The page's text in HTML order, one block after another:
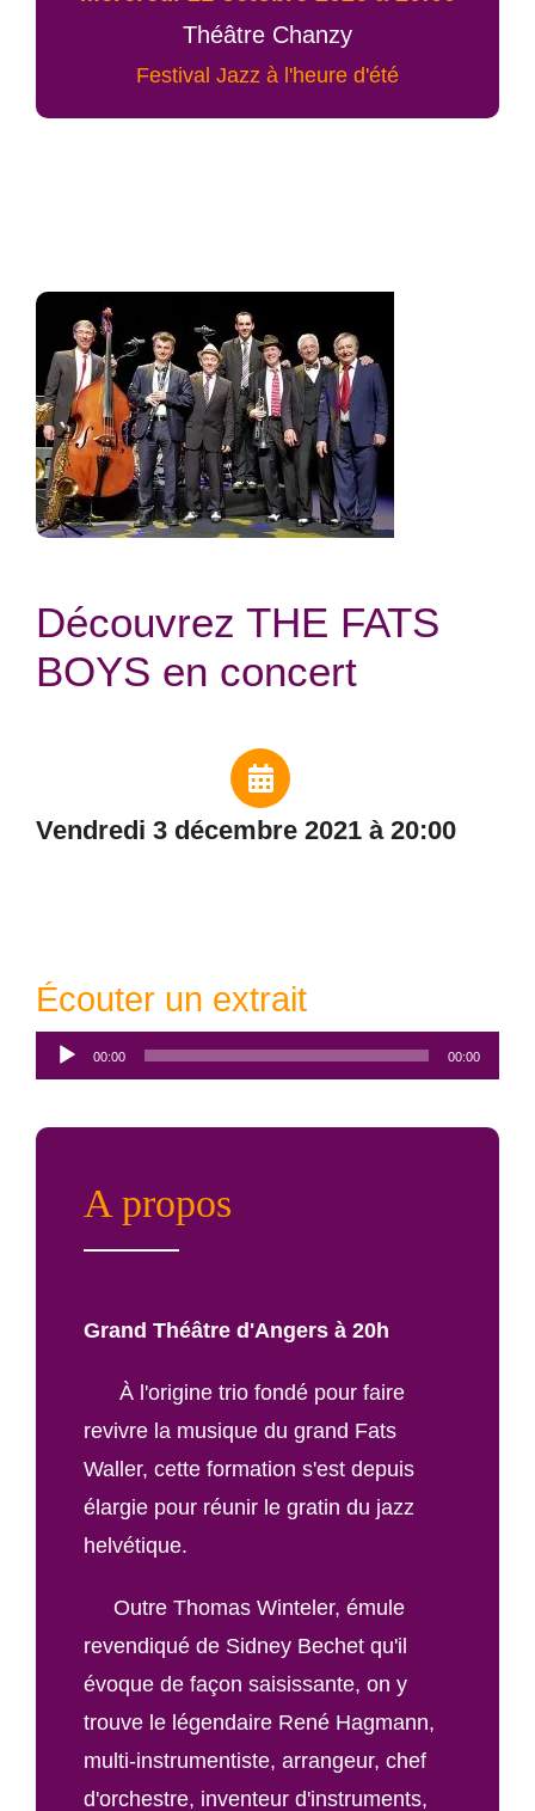
Théâtre Chanzy
Festival Jazz à l'heure d'été
Découvrez THE FATS
BOYS en concert
vendredi 3 décembre 2021 à 20:00
Écouter un extrait
Lecteur
audio
00:00 00:00
A propos
Grand Théâtre d'Angers à 20h
À l'origine trio fondé pour faire
revivre la musique du grand Fats
Waller, cette formation s'est depuis
élargie pour réunir le gratin du jazz
helvétique.
Outre Thomas Winteler, émule
revendiqué de Sidney Bechet qu'il
évoque de façon saisissante, on y
trouve le légendaire René Hagmann,
multi-instrumentiste, arrangeur, chef
d'orchestre, inventeur d'instruments,